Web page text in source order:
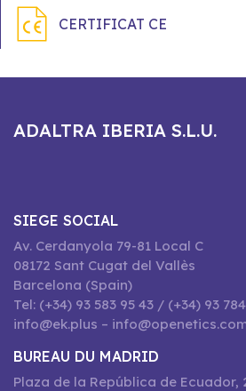
CERTIFICAT CE
ADALTRA IBERIA S.L.U.
SIEGE SOCIAL
Av. Cerdanyola 79-81 Local C
08172 Sant Cugat del Vallès
Barcelona (Spain)
Tel: (+34) 93 583 95 43 / (+34) 93
info@ek.plus –
BUREAU DU MADRID
Plaza de la República de Ecuador,